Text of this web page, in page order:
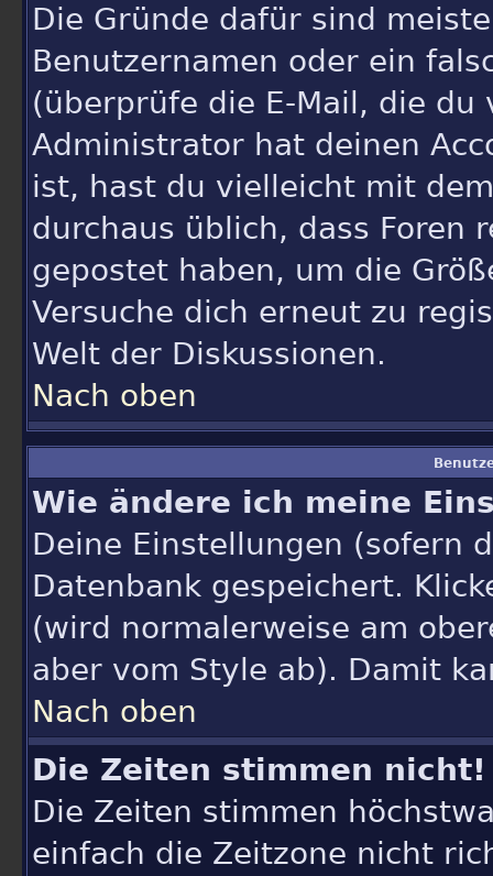
Die Gründe dafür sind
Benutzernamen oder ein
(überprüfe die E-Mail, die
Administrator hat deinen
ist, hast du vielleicht mit
durchaus üblich, dass Foren
gepostet haben, um die
Versuche dich erneut zu
Welt der Diskussionen.
Nach oben
Wie ändere ich meine
Deine Einstellungen (sofern
Datenbank gespeichert.
(wird normalerweise am
aber vom Style ab). Damit
Nach oben
Die Zeiten stimmen nicht!
Die Zeiten stimmen
einfach die Zeitzone nicht